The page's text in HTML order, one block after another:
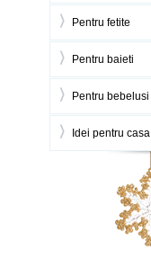
Pentru fetite
Pentru baieti
Pentru bebelusi
Idei pentru casa